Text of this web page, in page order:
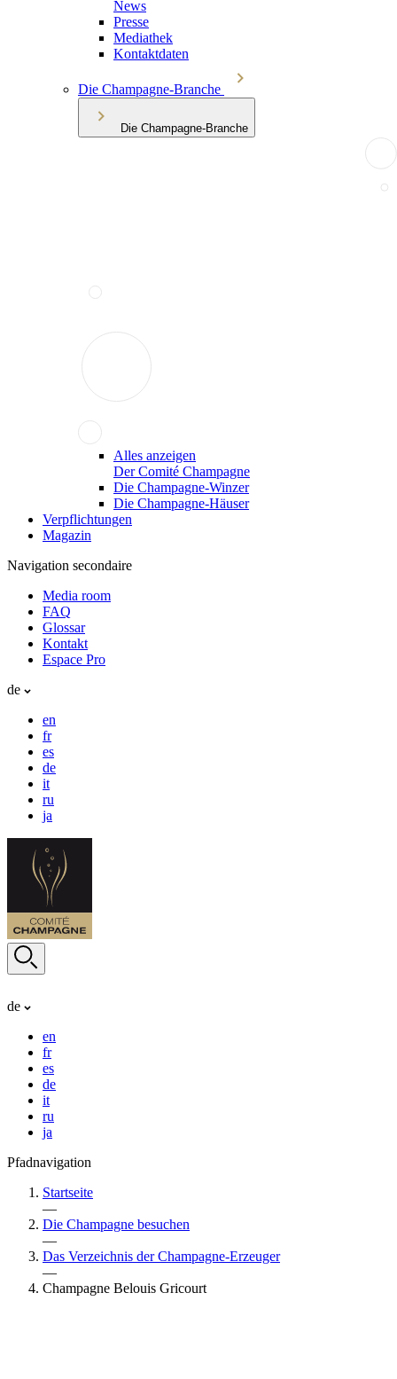
News
Presse
Mediathek
Kontaktdaten
Die Champagne-Branche
Die Champagne-Branche
Alles anzeigen
Der Comité Champagne
Die Champagne-Winzer
Die Champagne-Häuser
Verpflichtungen
Magazin
Navigation secondaire
Media room
FAQ
Glossar
Kontakt
Espace Pro
de
en
fr
es
de
it
ru
ja
de
en
fr
es
de
it
ru
ja
Pfadnavigation
Startseite
—
Die Champagne besuchen
—
Das Verzeichnis der Champagne-Erzeuger
—
Champagne Belouis Gricourt